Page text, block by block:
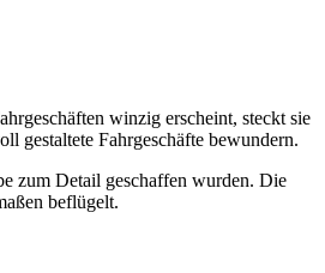
winzig erscheint, steckt sie
gestaltete Fahrgeschäfte bewundern.
zum Detail geschaffen wurden. Die
beflügelt.